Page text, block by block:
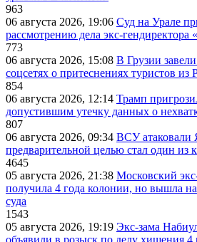
963
06 августа 2026, 19:06 Суд на Урале
рассмотрению дела экс-
773
06 августа 2026, 15:08 В Грузии
соцсетях о притеснениях туристов из
854
06 августа 2026, 12:14 Трамп
допустившим утечку данных о
807
06 августа 2026, 09:34 ВСУ атаковали
предварительной целью стал один
4645
05 августа 2026, 21:38 Московский
получила 4 года колонии, но вышла
суда
1543
05 августа 2026, 19:19 Экс-зама
объявили в розыск по делу хищения 4